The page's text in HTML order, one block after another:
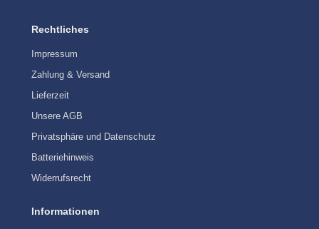
Rechtliches
Impressum
Zahlung & Versand
Lieferzeit
Unsere AGB
Privatsphäre und Datenschutz
Batteriehinweis
Widerrufsrecht
Informationen